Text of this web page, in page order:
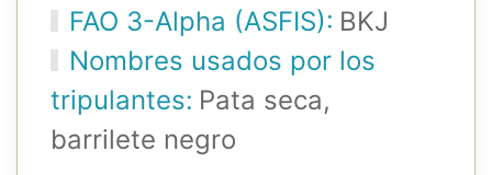
FAO 3-Alpha (ASFIS): BKJ
Nombres usados por los
tripulantes: Pata seca,
barrilete negro